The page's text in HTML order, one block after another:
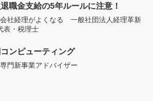
職金支給の5年ルールに注意！
会社経理がよくなる 一般社団法人経理革新
・税理士
ンピューティング
門新事業アドバイザー